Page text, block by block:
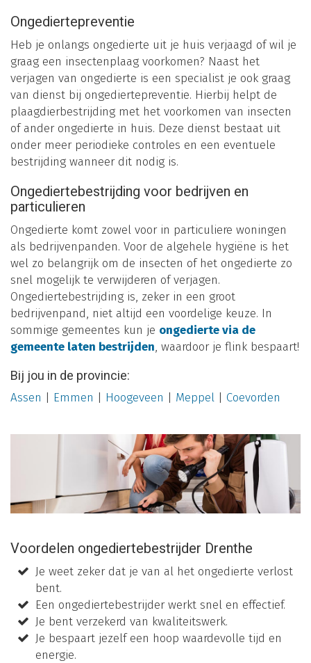
Ongediertepreventie
Heb je onlangs ongedierte uit je huis verjaagd of wil je
graag een insectenplaag voorkomen? Naast het
verjagen van ongedierte is een specialist je ook graag
van dienst bij ongediertepreventie. Hierbij helpt de
plaagdierbestrijding met het voorkomen van insecten
of ander ongedierte in huis. Deze dienst bestaat uit
onder meer periodieke controles en een eventuele
bestrijding wanneer dit nodig is.
Ongediertebestrijding voor bedrijven en
particulieren
Ongedierte komt zowel voor in particuliere woningen
als bedrijvenpanden. Voor de algehele hygiëne is het
wel zo belangrijk om de insecten of het ongedierte zo
snel mogelijk te verwijderen of verjagen.
Ongediertebestrijding is, zeker in een groot
bedrijvenpand, niet altijd een voordelige keuze. In
sommige gemeentes kun je ongedierte via de
gemeente laten bestrijden, waardoor je flink bespaart!
Bij jou in de provincie:
Assen Emmen Hoogeveen Meppel Coevorden
Voordelen ongediertebestrijder Drenthe
Je weet zeker dat je van al het ongedierte verlost
bent.
Een ongediertebestrijder werkt snel en effectief.
Je bent verzekerd van kwaliteitswerk.
Je bespaart jezelf een hoop waardevolle tijd en
energie.